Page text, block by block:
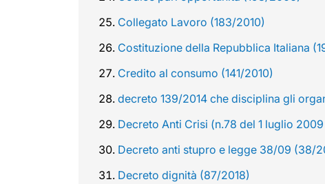
Collegato Lavoro (183/2010)
Costituzione della Repubblica Italiana
Credito al consumo (141/2010)
decreto 139/2014 che disciplina gli
Decreto Anti Crisi (n.78 del 1 luglio
Decreto anti stupro e legge 38/09 (38/
Decreto dignità (87/2018)